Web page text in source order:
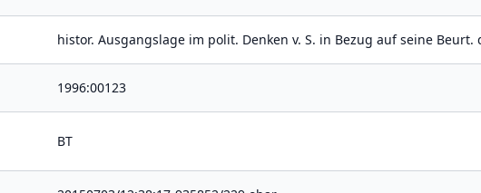
histor. Ausgangslage im polit. Denken v. S. in Bezug auf seine Beurt.
1996:00123
BT